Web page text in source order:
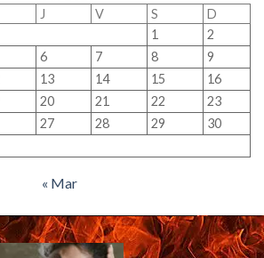
J V S
D
1
2
6 7 8
9
13 14 15
16
20 21 22
23
27 28 29
30
« Mar